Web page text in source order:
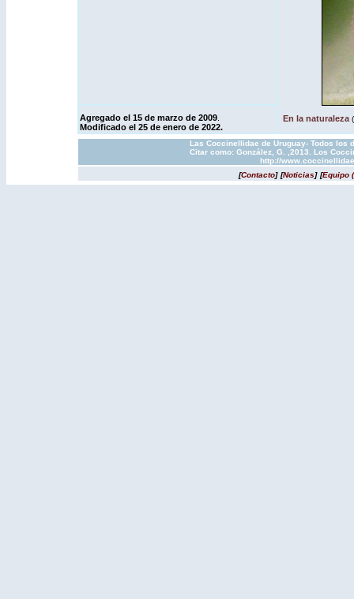
En la naturaleza
Agregado el 15 de marzo de 2009.
Modificado el 25 de enero de 2022.
Las Coccinellidae de Uruguay- Todos los
Citar como: González, G. ,2013. Los
http://
[Contacto] [Noticias] [Equipo